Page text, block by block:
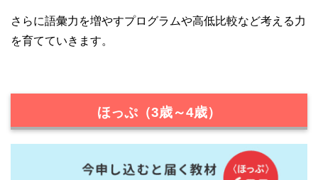
さらに語彙力を増やすプログラムや高低比較など考える力
を育てていきます。
ほっぷ（3歳～4歳）